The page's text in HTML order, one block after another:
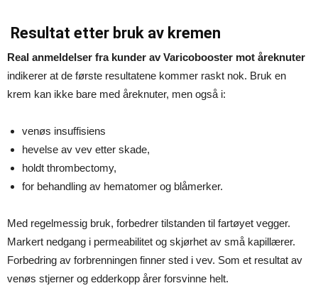
Resultat etter bruk av kremen
Real anmeldelser fra kunder av Varicobooster mot åreknuter
indikerer at de første resultatene kommer raskt nok. Bruk en
krem kan ikke bare med åreknuter, men også i:
venøs insuffisiens
hevelse av vev etter skade,
holdt thrombectomy,
for behandling av hematomer og blåmerker.
Med regelmessig bruk, forbedrer tilstanden til fartøyet vegger.
Markert nedgang i permeabilitet og skjørhet av små kapillærer.
Forbedring av forbrenningen finner sted i vev. Som et resultat av
venøs stjerner og edderkopp årer forsvinne helt.